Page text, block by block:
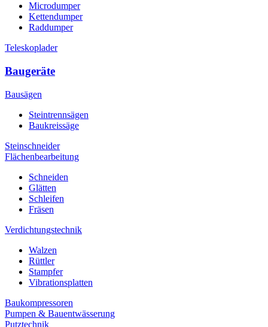
Microdumper
Kettendumper
Raddumper
Teleskoplader
Baugeräte
Bausägen
Steintrennsägen
Baukreissäge
Steinschneider
Flächenbearbeitung
Schneiden
Glätten
Schleifen
Fräsen
Verdichtungstechnik
Walzen
Rüttler
Stampfer
Vibrationsplatten
Baukompressoren
Pumpen & Bauentwässerung
Putztechnik